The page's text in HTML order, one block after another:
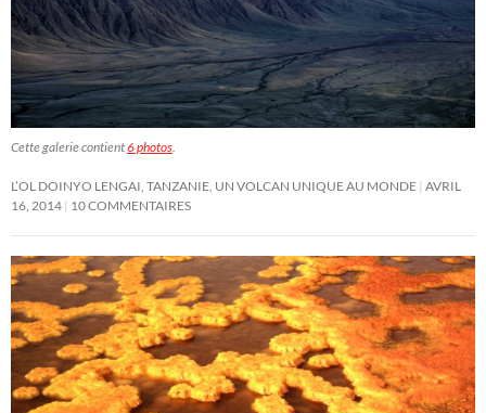
Cette galerie contient6 photos.
L’OL DOINYO LENGAI, TANZANIE, UN VOLCAN UNIQUE AU MONDE AVRIL
16, 2014 10 COMMENTAIRES